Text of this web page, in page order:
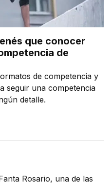
que conocer
de
de competencia y
seguir una competencia
detalle.
Rosario, una de las